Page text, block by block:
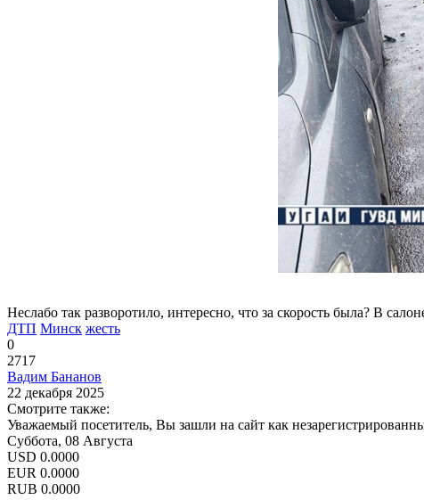
Неслабо так разворотило, интересно, что за скорость была? В
ДТП Минск жесть
0
2717
Вадим Бананов
22 декабря 2025
Смотрите также:
Уважаемый посетитель, Вы зашли на сайт как
Суббота, 08 Августа
USD 0.0000
EUR 0.0000
RUB 0.0000